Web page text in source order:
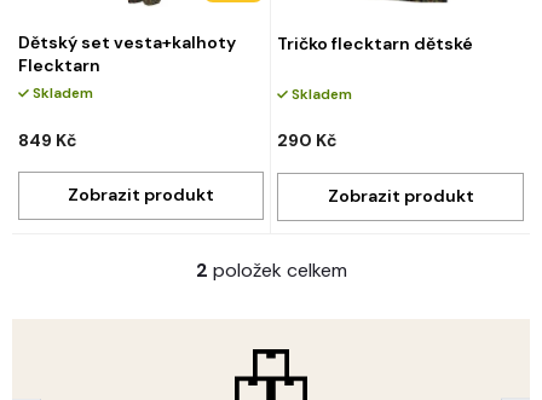
Dětský set vesta+kalhoty
Flecktarn
Skladem
849 Kč
Tričko flecktarn dětské
Skladem
290 Kč
O
l
á
d
2 položek celkem